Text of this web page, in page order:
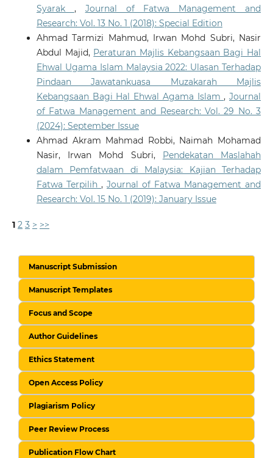
Syarak , Journal of Fatwa Management and
Research: Vol. 13 No. 1 (2018): Special Edition
Ahmad Tarmizi Mahmud, Irwan Mohd Subri, Nasir
Abdul Majid, Peraturan Majlis Kebangsaan Bagi Hal
Ehwal Ugama Islam Malaysia 2022: Ulasan Terhadap
Pindaan Jawatankuasa Muzakarah Majlis
Kebangsaan Bagi Hal Ehwal Agama Islam,Journal
of Fatwa Management and Research: Vol. 29 No. 3
(2024): September Issue
Ahmad Akram Mahmad Robbi, Naimah Mohamad
Nasir, Irwan Mohd Subri, Pendekatan Maslahah
dalam Pemfatwaan di Malaysia: Kajian Terhadap
Fatwa Terpilih ,Journal of Fatwa Management and
Research: Vol. 15 No. 1 (2019): January Issue
1 2 3 > >>
Manuscript Submission
Manuscript Templates
Focus and Scope
Author Guidelines
Ethics Statement
Open Access Policy
Plagiarism Policy
Peer Review Process
Publication Flow Chart